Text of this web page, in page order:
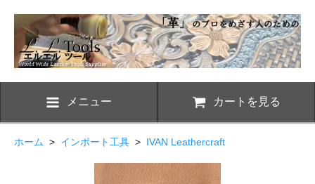
メニュー カートを見る
ホーム > インポート工具 > IVAN Leathercraft